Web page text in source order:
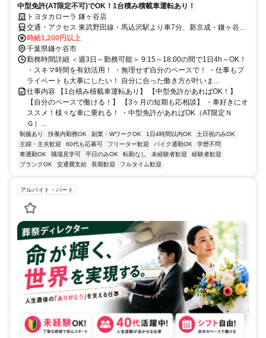
中型免許(AT限定不可)でOK！1台積み積載車運転あり！
トヨタカローラ 鎌ヶ谷店
交通・アクセス 東武野田線・馬込沢駅より車7分、新京成・鎌ヶ谷大
仏駅より車7分
時給1,200円以上
千葉県鎌ケ谷市
勤務時間詳細 ＜週3日～勤務可能＞ 9:15～18:00の間で1日4h～OK！
・スキマ時間を有効活用！ ・無理せず自分のペースで！ ・仕事もプ
ライベートも大事にしたい！ 自分に合った働き方が叶いま...
仕事内容 【1台積み積載車運転あり】 【中型免許があればOK！】
【自分のペースで働ける！】 【3ヶ月の短期も応相談】 ・車好きにオ
ススメ！様々な車に乗れる！ ・中型免許があればOK（AT限定Ｎ
Ｇ）...
制服あり 扶養内勤務OK 副業・WワークOK 1日4時間以内OK
土日祝のみOK
主婦・主夫歓迎
60代も応募可 フリーター歓迎 バイク通勤OK
学歴不問
車通勤OK
職場見学可 平日のみOK 転勤なし 未経験者歓迎
経験者歓迎
ブランクOK
交通費支給 長期歓迎 フルタイム歓迎
アルバイト・パート